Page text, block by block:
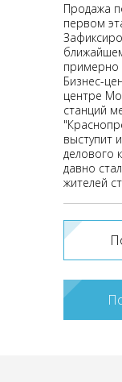
Продажа
первом
примерно
Бизнес-
центре
станций
выступит
делового
давно
жителей